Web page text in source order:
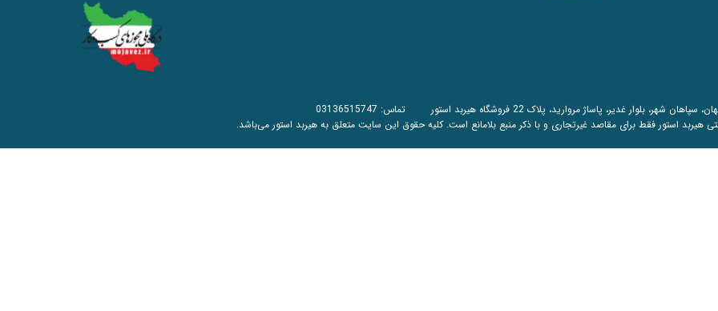
شهر، بلوار غدیر، پاساژ مروارید، پلاک 22 فروشگاه هیربد استور تماس:
03136515747
هیربد استور فقط برای مقاصد غیرتجاری و با ذکر منبع بلامانع است. کلیه حقوق این سایت متعلق به هیربد استور می‌باشد.​​​​​​​